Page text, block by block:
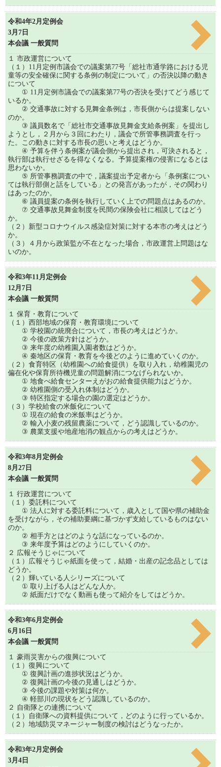
令和4年2月定例会
3月7日
本会議 一般質問
１ 市政運営について
（１）11月定例市議会での議案第77号「総社市通学路における児
童等の安全確保に関する条例の制定について」の否決以降の動き
について
① 11月定例市議会での議案第77号の否決を受けてどう感じて
いるか。
② 交通事故に対する見舞金条例は，市長側からは提案しない
のか。
③ 議員数名で「総社市交通事故見舞金支給条例案」を提出し
ようとし，２月から３回にわたり，議会で所管事務調査を行っ
た。この動きに対する市長の思いと考えはどうか。
④ 予算を伴う条例案が議会側から提出され，可決されると，
執行部は執行せざるを得なくなる。予算提案権の侵害になるとは
思わないか。
⑤ 所管事務調査の中で，議案提出予定者から「条例案につい
ては執行部側と話をしている」との発言があったが，その関わり
はあったのか。
⑥ 議員提案の条例を執行していく上での問題点はあるのか。
⑦ 交通事故見舞金制度を民間の保険会社に相談してはどう
か。
（２）新型コロナウイルス感染症対策に対する本市の考えはどう
か。
（３）４月から政策監が不在となった場合，市政運営上問題はな
いのか。
令和3年11月定例会
12月7日
本会議 一般質問
１ 保育・教育について
（１）西部地域の保育・教育環境について
① 学校園の統廃合について，市長の考えはどうか。
② 今後の政策方針はどうか。
③ 来年度の幼稚園入園者数はどうか。
④ 秦地区の保育・教育を今後どのように進めていくのか。
（２）食育特区（幼稚園への給食提供）を取り入れ，幼稚園児の
偏在化や保育所待機児童の問題解消につなげられないか。
① 地食べ給食センターえがおの給食提供能力はどうか。
② 幼稚園側の受入れ体制はどうか。
③ 特区指定する場合の園の選定はどうか。
（３）学校給食の米飯化について
① 現在の給食の米飯率はどうか。
② 輸入小麦の残留農薬について，どう認識しているのか。
③ 農業支援や地産地消の観点からの考えはどうか。
令和3年8月定例会
8月27日
本会議 一般質問
１ 行政運営について
（１）委託料について
① 法人に対する委託料について，歳入として国や県の補助金
を受けながら，その補助要綱に基づかず支給しているものはない
のか。
② 相手方とはどのような話になっているのか。
③ 来年度予算はどのようにしていくのか。
２ 広報そうじゃについて
（１）広報そうじゃ紙面を使って，結婚・出産の記念品としては
どうか。
（２）輝いている人シリーズについて
① 取り上げる人はどんな人か。
② 紙面だけでなく動画も使って紹介をしてはどうか。
令和3年6月定例会
6月16日
本会議 一般質問
１ 豪雨災害からの復興について
（１）復興について
① 復興計画の進捗状況はどうか。
② 復興計画の今後の見通しはどうか。
③ 今後の課題や対策は何か。
④ 軽部川の現状をどう認識しているのか。
２ 自衛隊との連携について
（１）自衛隊への資料提供について，どのように行っているか。
（２）地域防災マネージャー制度の検討はどうなったか。
令和3年2月定例会
3月4日